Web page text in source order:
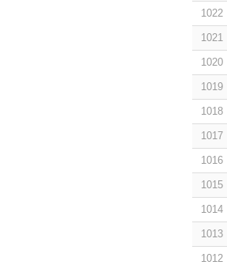
1022
1021
1020
1019
1018
1017
1016
1015
1014
1013
1012